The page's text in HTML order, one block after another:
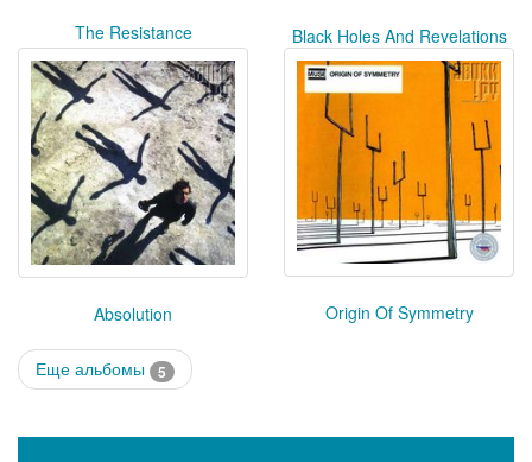
The Resistance Black Holes And Revelations
Absolution Origin Of Symmetry
Еще альбомы 5